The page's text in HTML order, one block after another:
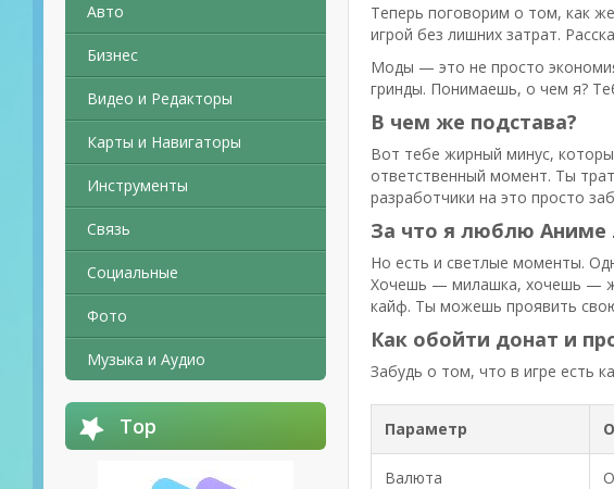
Авто
Бизнес
Видео и Редакторы
Карты и Навигаторы
Инструменты
Связь
Социальные
Фото
Музыка и Аудио
Top
Теперь поговорим о том, как
игрой без лишних затрат.
Моды — это не просто
гринды. Понимаешь, о чем я?
В чем же подстава?
Вот тебе жирный минус,
ответственный момент. Ты
разработчики на это просто
За что я люблю Аниме
Но есть и светлые моменты.
Хочешь — милашка, хочешь —
кайф. Ты можешь проявить
Как обойти донат и
Забудь о том, что в игре есть
Параметр
Валюта